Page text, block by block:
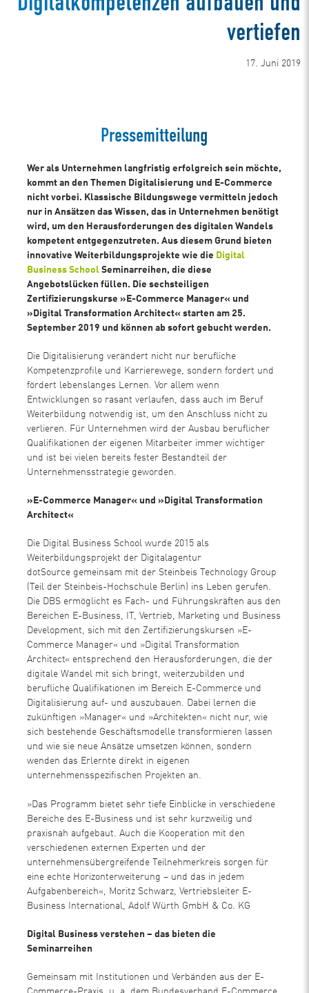
vertiefen
17. Juni 2019
Pressemitteilung
Wer als Unternehmen langfristig erfolgreich sein möchte,
kommt an den Themen Digitalisierung und E-Commerce
nicht vorbei. Klassische Bildungswege vermitteln jedoch
nur in Ansätzen das Wissen, das in Unternehmen benötigt
wird, um den Herausforderungen des digitalen Wandels
kompetent entgegenzutreten. Aus diesem Grund bieten
innovative Weiterbildungsprojekte wie die Digital
Business School Seminarreihen, die diese
Angebotslücken füllen. Die sechsteiligen
Zertifizierungskurse »E-Commerce Manager« und
»Digital Transformation Architect« starten am 25.
September 2019 und können ab sofort gebucht werden.
Die Digitalisierung verändert nicht nur berufliche
Kompetenzprofile und Karrierewege, sondern fordert und
fördert lebenslanges Lernen. Vor allem wenn
Entwicklungen so rasant verlaufen, dass auch im Beruf
Weiterbildung notwendig ist, um den Anschluss nicht zu
verlieren. Für Unternehmen wird der Ausbau beruflicher
Qualifikationen der eigenen Mitarbeiter immer wichtiger
und ist bei vielen bereits fester Bestandteil der
Unternehmensstrategie geworden.
»E-Commerce Manager« und »Digital Transformation
Architect«
Die Digital Business School wurde 2015 als
Weiterbildungsprojekt der Digitalagentur
dotSource gemeinsam mit der Steinbeis Technology Group
(Teil der Steinbeis-Hochschule Berlin) ins Leben gerufen.
Die DBS ermöglicht es Fach- und Führungskräften aus den
Bereichen E-Business, IT, Vertrieb, Marketing und Business
Development, sich mit den Zertifizierungskursen »E-
Commerce Manager« und »Digital Transformation
Architect« entsprechend den Herausforderungen, die der
digitale Wandel mit sich bringt, weiterzubilden und
berufliche Qualifikationen im Bereich E-Commerce und
Digitalisierung auf- und auszubauen. Dabei lernen die
zukünftigen »Manager« und »Architekten« nicht nur, wie
sich bestehende Geschäftsmodelle transformieren lassen
und wie sie neue Ansätze umsetzen können, sondern
wenden das Erlernte direkt in eigenen
unternehmensspezifischen Projekten an.
»Das Programm bietet sehr tiefe Einblicke in verschiedene
Bereiche des E-Business und ist sehr kurzweilig und
praxisnah aufgebaut. Auch die Kooperation mit den
verschiedenen externen Experten und der
unternehmensübergreifende Teilnehmerkreis sorgen für
eine echte Horizonterweiterung – und das in jedem
Aufgabenbereich«, Moritz Schwarz, Vertriebsleiter E-
Business International, Adolf Würth GmbH & Co. KG
Digital Business verstehen – das bieten die
Seminarreihen
Gemeinsam mit Institutionen und Verbänden aus der E-